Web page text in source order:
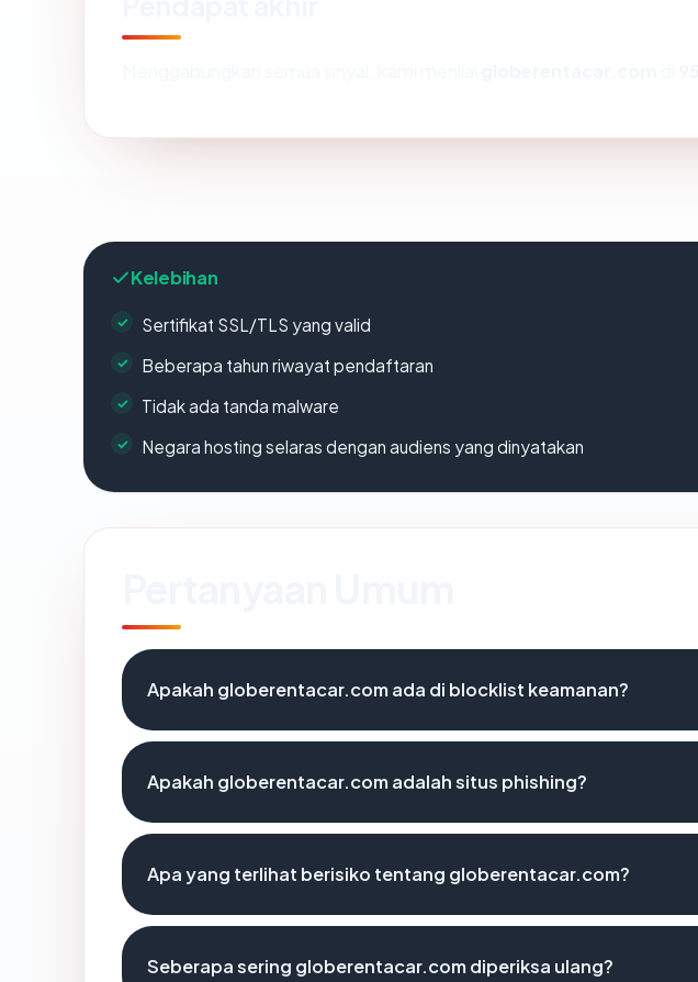
Kelebihan
Sertifikat SSL/TLS yang valid
Beberapa tahun riwayat pendaftaran
Tidak ada tanda malware
Negara hosting selaras dengan audiens yang dinyatakan
Apakah globerentacar.com ada di blocklist keamanan?
Apakah globerentacar.com adalah situs phishing?
Apa yang terlihat berisiko tentang globerentacar.com?
Seberapa sering globerentacar.com diperiksa ulang?